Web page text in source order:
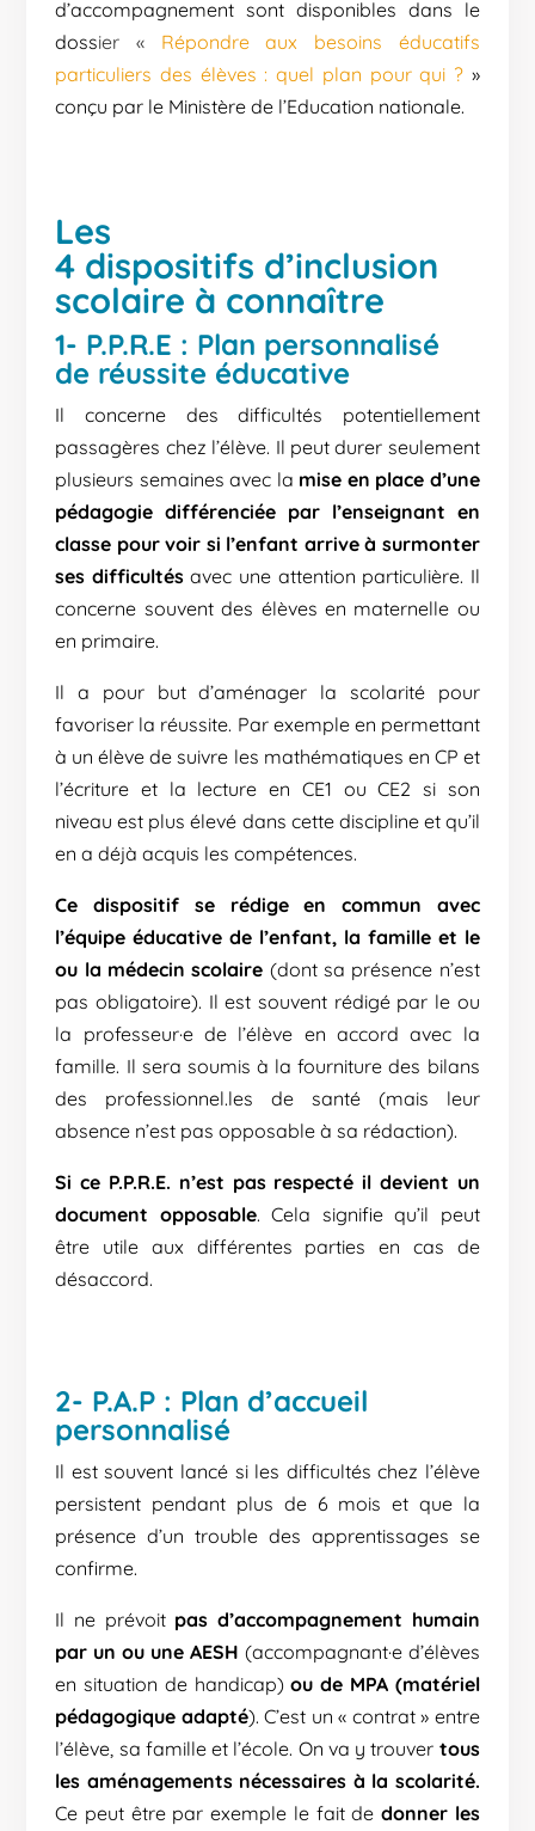
d’accompagnement sont disponibles dans le
dossier « Répondre aux besoins éducatifs
particuliers des élèves : quel plan pour qui ?»
conçu par le Ministère de l’Education nationale.
Les
4 dispositifs d’inclusion
scolaire à connaître
1- P.P.R.E : Plan personnalisé
de réussite éducative
Il concerne des difficultés potentiellement
passagères chez l’élève. Il peut durer seulement
plusieurs semaines avec la mise en place d’une
pédagogie différenciée par l’enseignant en
classe pour voir si l’enfant arrive à surmonter
ses difficultésavec une attention particulière. Il
concerne souvent des élèves en maternelle ou
en primaire.
Il a pour but d’aménager la scolarité pour
favoriser la réussite. Par exemple en permettant
à un élève de suivre les mathématiques en CP et
l’écriture et la lecture en CE1 ou CE2 si son
niveau est plus élevé dans cette discipline et qu’il
en a déjà acquis les compétences.
Ce dispositif se rédige en commun avec
l’équipe éducative de l’enfant, la famille et le
ou la médecin scolaire (dont sa présence n’est
pas obligatoire). Il est souvent rédigé par le ou
la professeur·e de l’élève en accord avec la
famille. Il sera soumis à la fourniture des bilans
des professionnel.les de santé (mais leur
absence n’est pas opposable à sa rédaction).
Si ce P.P.R.E. n’est pas respecté il devient un
document opposable. Cela signifie qu’il peut
être utile aux différentes parties en cas de
désaccord.
2- P.A.P : Plan d’accueil
personnalisé
Il est souvent lancé si les difficultés chez l’élève
persistent pendant plus de 6 mois et que la
présence d’un trouble des apprentissages se
confirme.
Il ne prévoitpas d’accompagnement humain
par un ou une AESH (accompagnant·e d’élèves
en situation de handicap)ou de MPA (matériel
pédagogique adapté). C’est un « contrat » entre
l’élève, sa famille et l’école. On va y trouver tous
les aménagements nécessaires à la scolarité.
Ce peut être par exemple le fait de donner les